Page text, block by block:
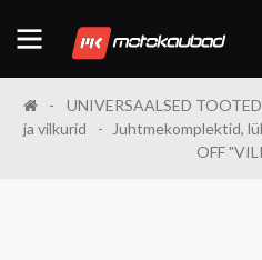
UNIVERSAALSED TOOTED
ja vilkurid
Juhtmekomplektid,
OFF